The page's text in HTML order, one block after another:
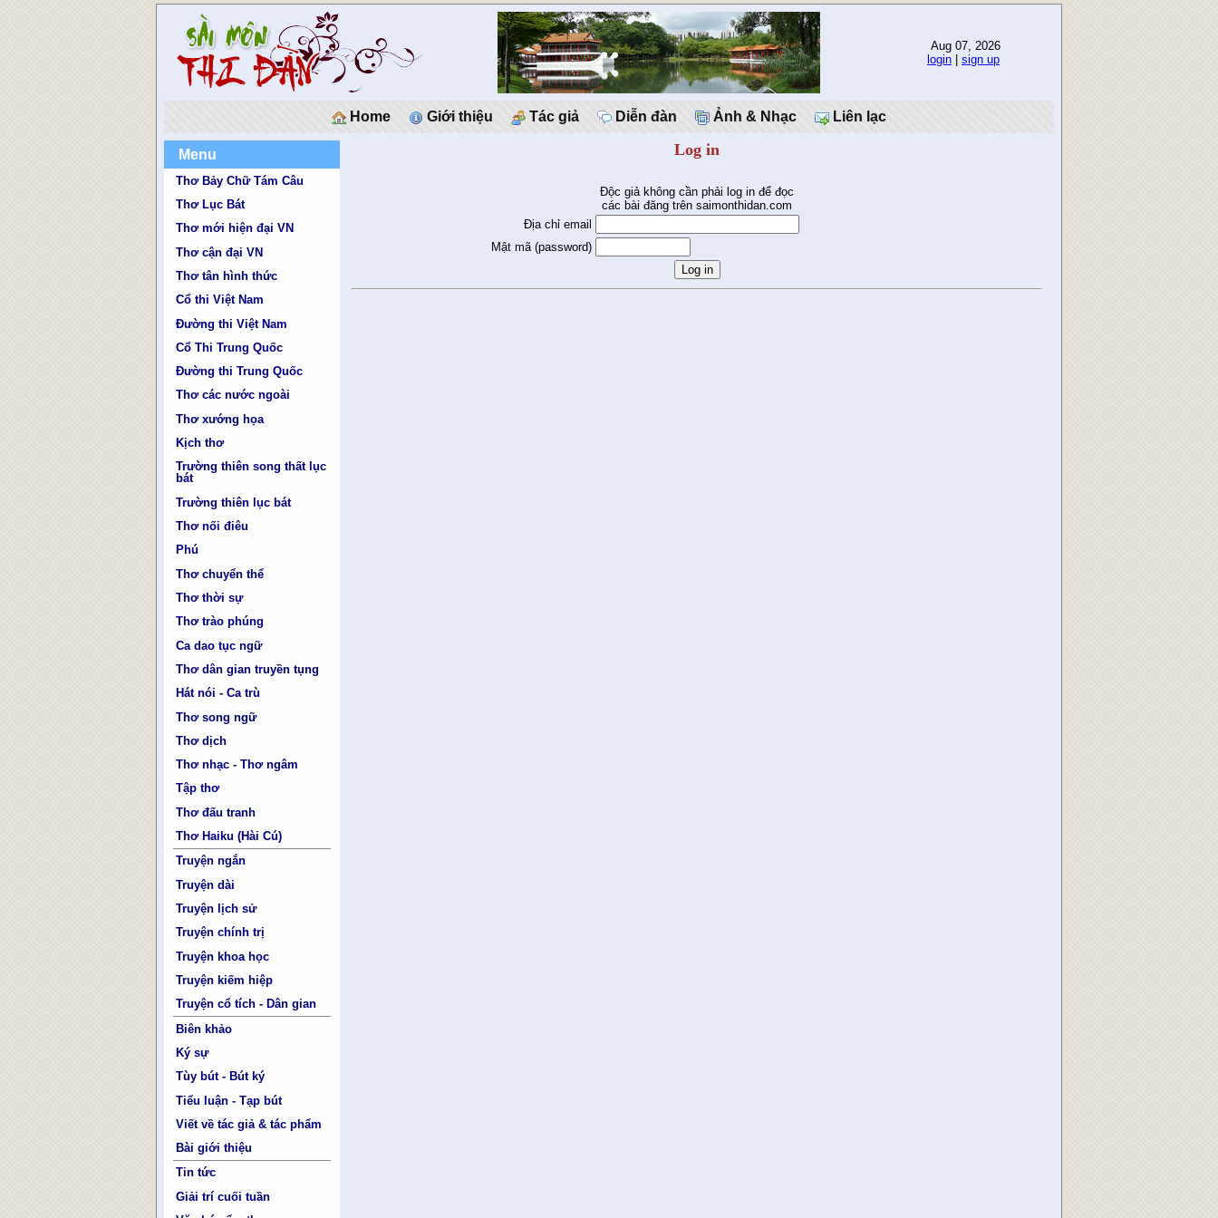
Aug 07, 2026
login
sign up
Home Giới thiệu Tác giả Diễn đàn Ảnh & Nhạc Liên lạc
Menu
Thơ Bảy Chữ Tám Câu
Thơ Lục Bát
Thơ mới hiện đại VN
Thơ cận đại VN
Thơ tân hình thức
Cổ thi Việt Nam
Đường thi Việt Nam
Cổ Thi Trung Quốc
Đường thi Trung Quốc
Thơ các nước ngoài
Thơ xướng họa
Kịch thơ
Trường thiên song thất lục
bát
Trường thiên lục bát
Thơ nối điêu
Phú
Thơ chuyển thể
Thơ thời sự
Thơ trào phúng
Ca dao tục ngữ
Thơ dân gian truyền tụng
Hát nói - Ca trù
Thơ song ngữ
Thơ dịch
Thơ nhạc - Thơ ngâm
Tập thơ
Thơ đấu tranh
Thơ Haiku (Hài Cú)
Truyện ngắn
Truyện dài
Truyện lịch sử
Truyện chính trị
Truyện khoa học
Truyện kiếm hiệp
Truyện cổ tích - Dân gian
Biên khảo
Ký sự
Tùy bút - Bút ký
Tiểu luận - Tạp bút
Viết về tác giả & tác phẩm
Bài giới thiệu
Tin tức
Giải trí cuối tuần
Log in
Độc giả không cần phải log in để đọc
các bài đăng trên saimonthidan.com
Địa chỉ email
Mật mã (password)